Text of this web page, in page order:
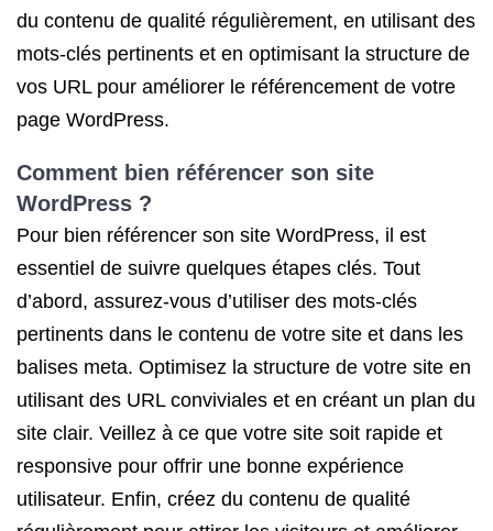
du contenu de qualité régulièrement, en utilisant des
mots-clés pertinents et en optimisant la structure de
vos URL pour améliorer le référencement de votre
page WordPress.
Comment bien référencer son site
WordPress ?
Pour bien référencer son site WordPress, il est
essentiel de suivre quelques étapes clés. Tout
d’abord, assurez-vous d’utiliser des mots-clés
pertinents dans le contenu de votre site et dans les
balises meta. Optimisez la structure de votre site en
utilisant des URL conviviales et en créant un plan du
site clair. Veillez à ce que votre site soit rapide et
responsive pour offrir une bonne expérience
utilisateur. Enfin, créez du contenu de qualité